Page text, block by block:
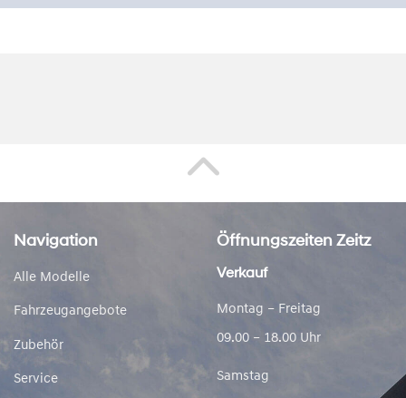
Navigation
Alle Modelle
Fahrzeugangebote
Zubehör
Service
Öffnungszeiten Zeitz
Verkauf
Montag – Freitag
09.00 – 18.00 Uhr
Samstag